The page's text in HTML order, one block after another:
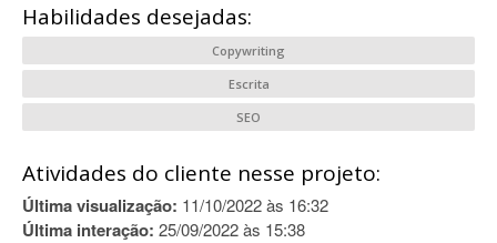
Habilidades desejadas:
Copywriting
Escrita
SEO
Atividades do cliente nesse projeto:
Última visualização: 11/10/2022 às 16:32
Última interação: 25/09/2022 às 15:38